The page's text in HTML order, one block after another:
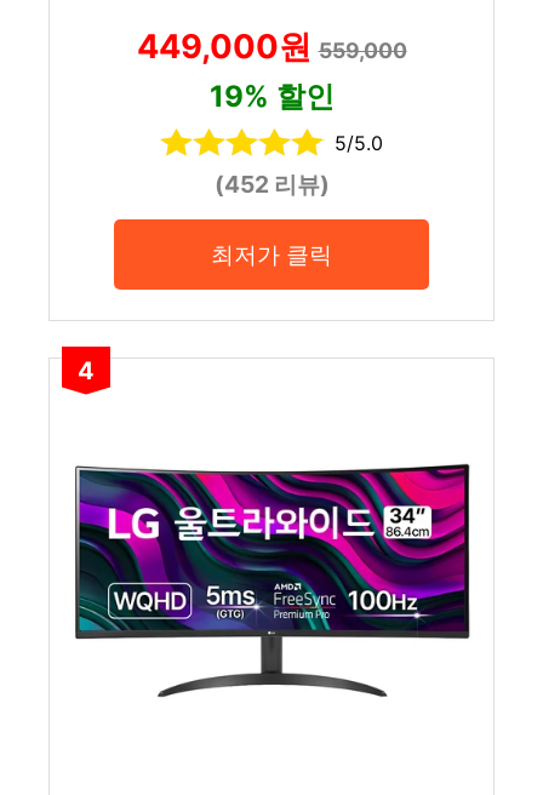
449,000원559,000
19% 할인
5/5.0
(452 리뷰)
최저가 클릭
4